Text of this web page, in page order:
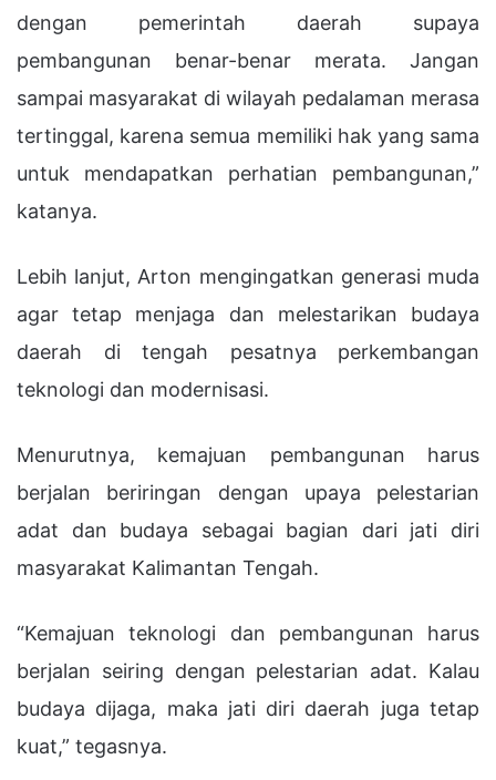
dengan pemerintah daerah supaya
pembangunan benar-benar merata. Jangan
sampai masyarakat di wilayah pedalaman merasa
tertinggal, karena semua memiliki hak yang sama
untuk mendapatkan perhatian pembangunan,”
katanya.
Lebih lanjut, Arton mengingatkan generasi muda
agar tetap menjaga dan melestarikan budaya
daerah di tengah pesatnya perkembangan
teknologi dan modernisasi.
Menurutnya, kemajuan pembangunan harus
berjalan beriringan dengan upaya pelestarian
adat dan budaya sebagai bagian dari jati diri
masyarakat Kalimantan Tengah.
“Kemajuan teknologi dan pembangunan harus
berjalan seiring dengan pelestarian adat. Kalau
budaya dijaga, maka jati diri daerah juga tetap
kuat,” tegasnya.